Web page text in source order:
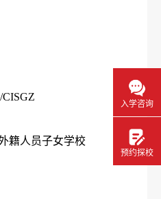
CISGZ
籍人员子女学校
入学咨询
预约探校